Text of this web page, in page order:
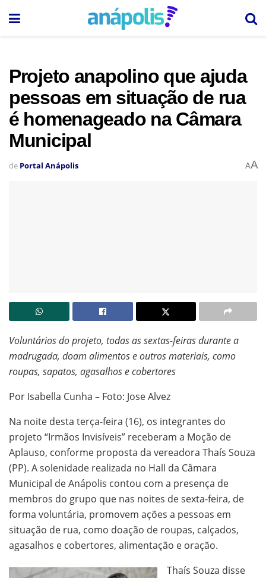
Projeto anapolino que ajuda
pessoas em situação de rua
é homenageado na Câmara
Municipal
de Portal Anápolis AA
Voluntários do projeto, todas as sextas-feiras durante a
madrugada, doam alimentos e outros materiais, como
roupas, sapatos, agasalhos e cobertores
Por Isabella Cunha – Foto: Jose Alvez
Na noite desta terça-feira (16), os integrantes do
projeto “Irmãos Invisíveis” receberam a Moção de
Aplauso, conforme proposta da vereadora Thaís Souza
(PP). A solenidade realizada no Hall da Câmara
Municipal de Anápolis contou com a presença de
membros do grupo que nas noites de sexta-feira, de
forma voluntária, promovem ações a pessoas em
situação de rua, como doação de roupas, calçados,
agasalhos e cobertores, alimentação e oração.
Thaís Souza disse